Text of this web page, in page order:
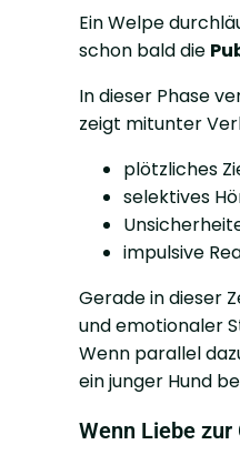
Ein Welpe
schon bald die
In dieser Phase
zeigt mitunter
plötzliches
selektives
impulsive
Gerade in dieser
und emotionaler
Wenn parallel
ein junger Hund
Wenn Liebe